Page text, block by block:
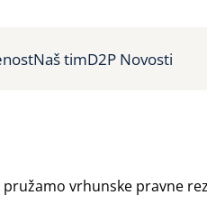
Naš timD2P Novosti
vrhunske pravne